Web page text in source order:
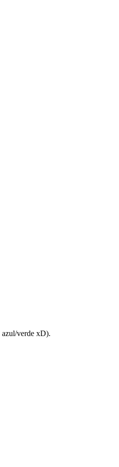
azul/verde xD).